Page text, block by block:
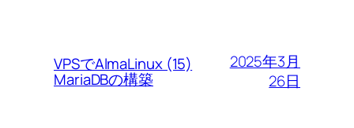
VPSでAlmaLinux (15)
MariaDBの構築
2025年3月
26日